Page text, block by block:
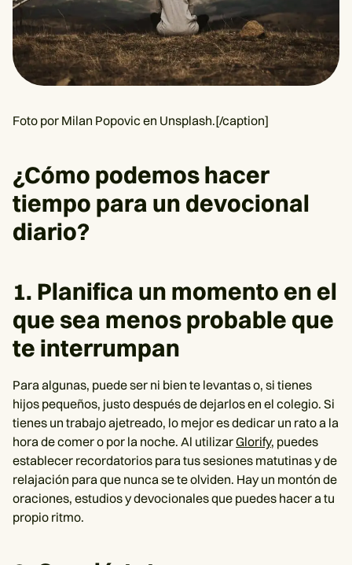
Foto por Milan Popovic en Unsplash.[/caption]
¿Cómo podemos hacer
tiempo para un devocional
diario?
1. Planifica un momento en el
que sea menos probable que
te interrumpan
Para algunas, puede ser ni bien te levantas o, si tienes
hijos pequeños, justo después de dejarlos en el colegio. Si
tienes un trabajo ajetreado, lo mejor es dedicar un rato a la
hora de comer o por la noche. Al utilizarGlorify, puedes
establecer recordatorios para tus sesiones matutinas y de
relajación para que nunca se te olviden. Hay un montón de
oraciones, estudios y devocionales que puedes hacer a tu
propio ritmo.